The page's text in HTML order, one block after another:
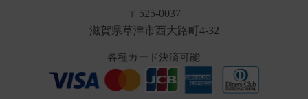
〒525-0037
滋賀県草津市西大路町4-32
各種カード決済可能